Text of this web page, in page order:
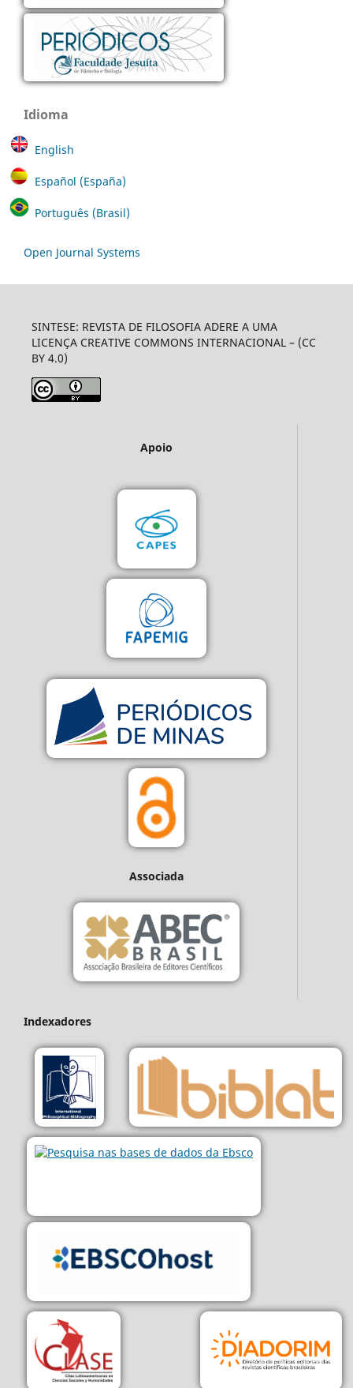
Idioma
English
Español (España)
Português (Brasil)
Open Journal Systems
SINTESE: REVISTA DE FILOSOFIA ADERE A UMA
LICENÇA CREATIVE COMMONS INTERNACIONAL – (CC
BY 4.0)
Apoio
Associada
Indexadores